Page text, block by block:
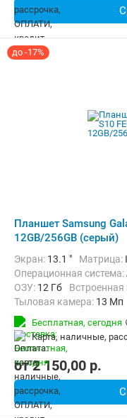
до -17%
Планшет Samsung
12GB/256GB (серый)
Экран: 13.1 " Матрица:
Операционная система:
ОЗУ: 12 Гб
Тыловая камера: 13 Мп
Беспроводная связь:
Комплектация:
Перо
Бесплатная, сегодня
карта, наличные,
от2 150,00 p.